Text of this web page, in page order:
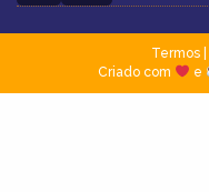
Termos|
Criado com
e